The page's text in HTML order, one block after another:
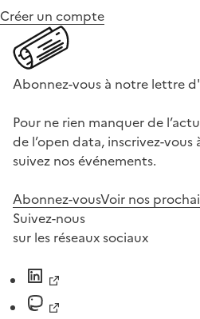
Créer un compte
Abonnez-vous à notre lettre
Pour ne rien manquer de
de l’open data, inscrivez-
suivez nos événements.
Abonnez-vousVoir nos
Suivez-nous
sur les réseaux sociaux